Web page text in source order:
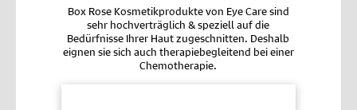
Box Rose Kosmetikprodukte von Eye Care sind
sehr hochverträglich & speziell auf die
Bedürfnisse Ihrer Haut zugeschnitten. Deshalb
eignen sie sich auch therapiebegleitend bei einer
Chemotherapie.